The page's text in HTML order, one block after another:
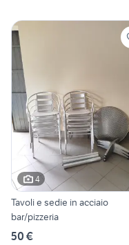
4
Tavoli e sedie in acciaio
bar/pizzeria
50 €